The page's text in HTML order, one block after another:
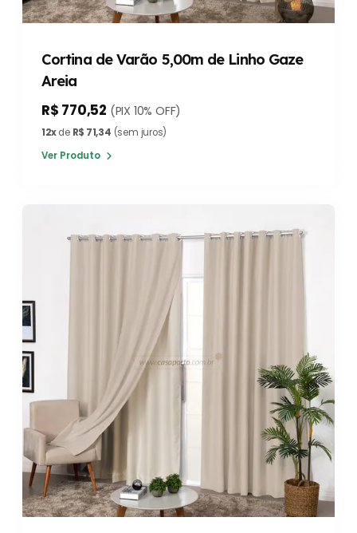
Cortina de Varão 5,00m de Linho Gaze
Areia
R$ 770,52 (PIX 10% OFF)
12xde R$ 71,34 (sem juros)
Ver Produto